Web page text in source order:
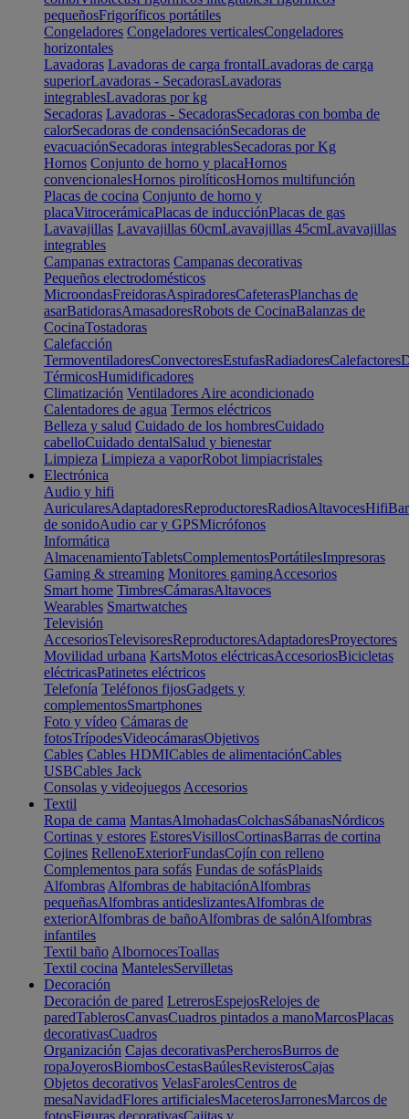
pequeñosFrigoríficos portátiles
Congeladores Congeladores verticalesCongeladores
horizontales
Lavadoras Lavadoras de carga frontalLavadoras de carga
superiorLavadoras - SecadorasLavadoras
integrablesLavadoras por kg
Secadoras Lavadoras - SecadorasSecadoras con bomba de
calorSecadoras de condensaciónSecadoras de
evacuaciónSecadoras integrablesSecadoras por Kg
Hornos Conjunto de horno y placaHornos
convencionalesHornos pirolíticosHornos multifunción
Placas de cocina Conjunto de horno y
placaVitrocerámicaPlacas de inducciónPlacas de gas
Lavavajillas Lavavajillas 60cmLavavajillas 45cmLavavajillas
integrables
Campanas extractoras Campanas decorativas
Pequeños electrodomésticos
MicroondasFreidorasAspiradoresCafeterasPlanchas de
asarBatidorasAmasadoresRobots de CocinaBalanzas de
CocinaTostadoras
Calefacción
TermoventiladoresConvectoresEstufasRadiadoresCalefactores
TérmicosHumidificadores
Climatización Ventiladores Aire acondicionado
Calentadores de agua Termos eléctricos
Belleza y salud Cuidado de los hombresCuidado
cabelloCuidado dentalSalud y bienestar
Limpieza Limpieza a vaporRobot limpiacristales
Electrónica
Audio y hifi
AuricularesAdaptadoresReproductoresRadiosAltavocesHifi
de sonidoAudio car y GPSMicrófonos
Informática
AlmacenamientoTabletsComplementosPortátilesImpresoras
Gaming & streaming Monitores gamingAccesorios
Smart home TimbresCámarasAltavoces
Wearables Smartwatches
Televisión
AccesoriosTelevisoresReproductoresAdaptadoresProyectores
Movilidad urbana KartsMotos eléctricasAccesoriosBicicletas
eléctricasPatinetes eléctricos
Telefonía Teléfonos fijosGadgets y
complementosSmartphones
Foto y vídeo Cámaras de
fotosTrípodesVideocámarasObjetivos
Cables Cables HDMICables de alimentaciónCables
USBCables Jack
Consolas y videojuegos Accesorios
Textil
Ropa de cama MantasAlmohadasColchasSábanasNórdicos
Cortinas y estores EstoresVisillosCortinasBarras de cortina
Cojines RellenoExteriorFundasCojín con relleno
Complementos para sofás Fundas de sofásPlaids
Alfombras Alfombras de habitaciónAlfombras
pequeñasAlfombras antideslizantesAlfombras de
exteriorAlfombras de bañoAlfombras de salónAlfombras
infantiles
Textil baño AlbornocesToallas
Textil cocina MantelesServilletas
Decoración
Decoración de pared LetrerosEspejosRelojes de
paredTablerosCanvasCuadros pintados a manoMarcosPlacas
decorativasCuadros
Organización Cajas decorativasPercherosBurros de
ropaJoyerosBiombosCestasBaúlesRevisterosCajas
Objetos decorativos VelasFarolesCentros de
mesaNavidadFlores artificialesMaceterosJarronesMarcos de
fotosFiguras decorativasCajitas y